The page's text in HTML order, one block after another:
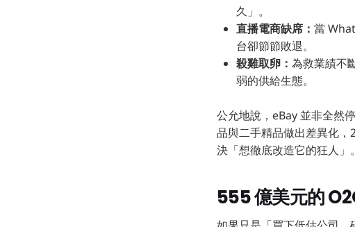
久」。
直播電商缺席： 當
台卻節節敗退。
殺雞取卵： 為救業績不
弱的供給生態。
公允地說，eBay 並非全然
品與二手精品做出差異化
決「想徹底改造它的狂人」。
555 億美元的